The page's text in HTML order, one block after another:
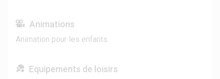
Animations
Animation pour les enfants
Equipements de loisirs